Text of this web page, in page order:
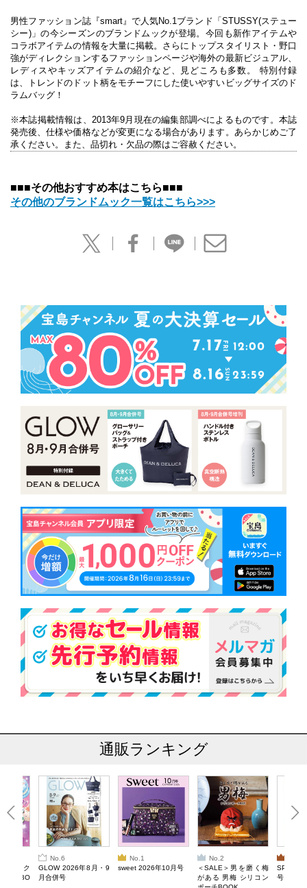
男性ファッション誌『smart』で人気No.1ブランド「STUSSY(ステュー
シー)」の今シーズンのブランドムックが登場。今回も新作アイテムや
コラボアイテムの情報を大量に掲載。さらにトップスタイリスト・野口
強がディレクションするファッションページや海外の最新ビジュアル、
レディスやキッズアイテムの紹介など、見どころも多数。 特別付録
は、トレンドのドット柄をモチーフにした使いやすいビッグサイズのド
ラムバッグ！
※本誌掲載情報は、2013年9月現在の編集部調べによるものです。本誌
発売後、仕様や価格などが変更になる場合があります。あらかじめご了
承ください。また、品切れ・欠品の際はご容赦ください。
■■■その他おすすめ本はこちら■■■
その他のブランドムック一覧はこちら>>>
通販ランキング
るスク
ぷにBO
No.6
GLOW 2026年8月・9
月合併号
No.1
sweet 2026年10月号
No.2
＜SALE＞男を磨く梅
がある 男梅 シリコン
号